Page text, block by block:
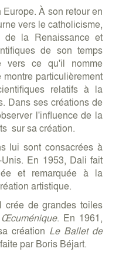
À son retour en
vers le catholicisme,
la Renaissance et
de son temps
vers ce qu'il nomme
montre particulièrement
relatifs à la
Dans ses créations de
l'influence de la
sur sa création.
lui sont consacrées à
En 1953, Dali fait
et remarquée à la
artistique.
crée de grandes toiles
. En 1961,
création Le Ballet de
par Boris Béjart.